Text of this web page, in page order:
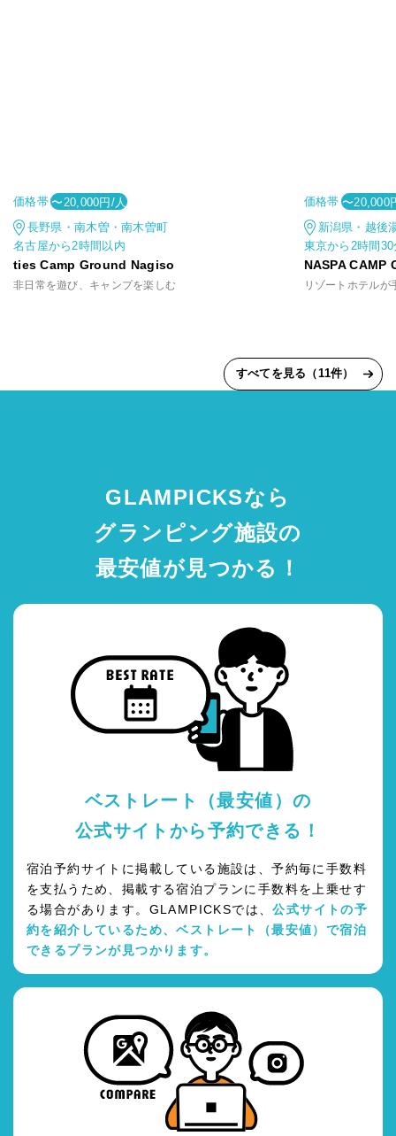
価格帯 〜20,000円/人
長野県・南木曽・南木曽町
名古屋から2時間以内
ties Camp Ground Nagiso
非日常を遊び、キャンプを楽しむ
価格帯 〜20,000
新潟県・越後
東京から2時間
NASPA CAMP
すべてを見る（11件）
GLAMPICKSなら
グランピング施設の
最安値が見つかる！
ベストレート（最安値）の
公式サイトから予約できる！
宿泊予約サイトに掲載している施設は、予約毎に手数料
を支払うため、掲載する宿泊プランに手数料を上乗せす
る場合があります。GLAMPICKSでは、公式サイトの予
約を紹介しているため、ベストレート（最安値）で宿泊
できるプランが見つかります。